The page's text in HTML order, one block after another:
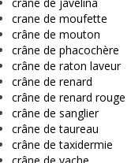
crane de moufette
crâne de mouton
crâne de phacochère
crâne de raton laveur
crâne de renard
crâne de renard rouge
crâne de sanglier
crâne de taureau
crâne de taxidermie